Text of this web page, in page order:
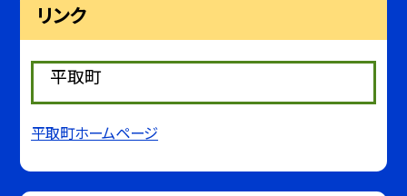
リンク
平取町
平取町ホームページ